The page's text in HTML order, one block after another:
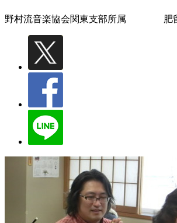
野村流音楽協会関東支部所属 肥